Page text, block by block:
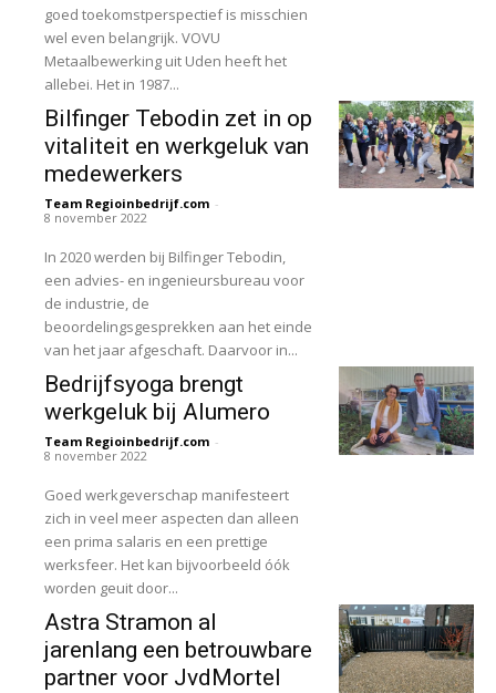
goed toekomstperspectief is misschien
wel even belangrijk. VOVU
Metaalbewerking uit Uden heeft het
allebei. Het in 1987...
Bilfinger Tebodin zet in op
vitaliteit en werkgeluk van
medewerkers
Team Regioinbedrijf.com -
8 november 2022
In 2020 werden bij Bilfinger Tebodin,
een advies- en ingenieursbureau voor
de industrie, de
beoordelingsgesprekken aan het einde
van het jaar afgeschaft. Daarvoor in...
Bedrijfsyoga brengt
werkgeluk bij Alumero
Team Regioinbedrijf.com -
8 november 2022
Goed werkgeverschap manifesteert
zich in veel meer aspecten dan alleen
een prima salaris en een prettige
werksfeer. Het kan bijvoorbeeld óók
worden geuit door...
Astra Stramon al
jarenlang een betrouwbare
partner voor JvdMortel